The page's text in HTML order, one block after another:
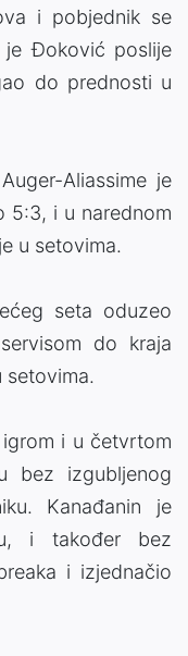
i pobjednik se
je Đoković poslije
do prednosti u
Aliassime je
5:3, i u narednom
u setovima.
seta oduzeo
do kraja
setovima.
i u četvrtom
bez izgubljenog
Kanađanin je
i također bez
i izjednačio